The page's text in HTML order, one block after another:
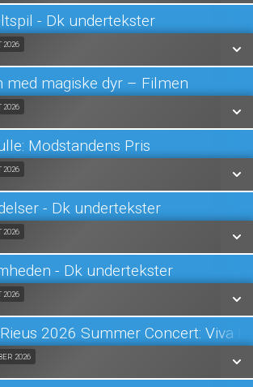
LÆS MERE
SE ALLE DAGE
LÆS MERE
- Dk undertekster
2026
SE ALLE DAGE
LÆS MERE
med magiske dyr – Filmen
2026
SE ALLE DAGE
LÆS MERE
Modstandens Pris
2026
SE ALLE DAGE
LÆS MERE
- Dk undertekster
2026
SE ALLE DAGE
LÆS MERE
- Dk undertekster
2026
SE ALLE DAGE
LÆS MERE
2026 Summer Concert: Viva
2026